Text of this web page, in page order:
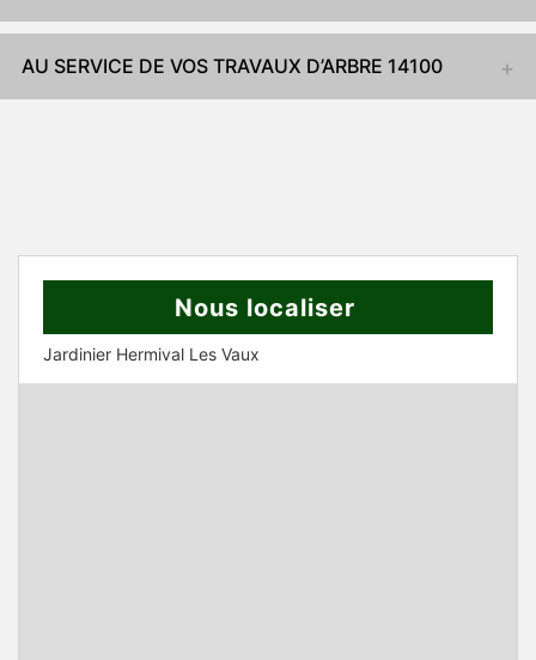
AU SERVICE DE VOS TRAVAUX D’ARBRE 14100
Nous localiser
Jardinier Hermival Les Vaux